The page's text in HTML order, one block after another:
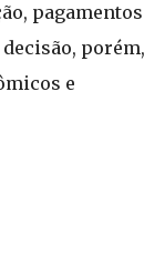
pagamentos
porém,
e